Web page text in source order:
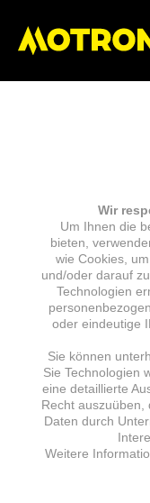
Wir
Um Ihnen die
bieten,
wie Cookies,
und/oder darauf
Technologien
oder eindeutige
Sie können
Sie Technologien
eine detaillierte
Recht auszuüben,
Daten durch
Weitere